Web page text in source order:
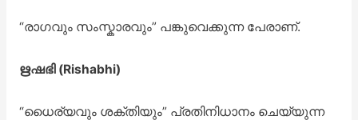
“രാഗവും സംസ്കാരവും” പങ്കുവെക്കുന്ന പേരാണ്.
ഋഷഭി (Rishabhi)
“ധൈര്യവും ശക്തിയും” പ്രതിനിധാനം ചെയ്യുന്ന